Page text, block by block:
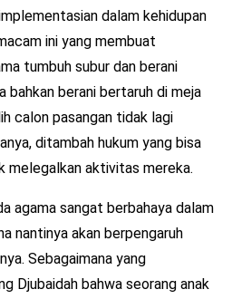
dalam kehidupan
ini yang membuat
tumbuh subur dan berani
bahkan berani bertaruh di meja
calon pasangan tidak lagi
ditambah hukum yang bisa
melegalkan aktivitas mereka.
agama sangat berbahaya dalam
nantinya akan berpengaruh
Sebagaimana yang
Djubaidah bahwa seorang anak